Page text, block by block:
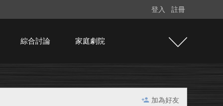
登入 註冊
綜合討論 家庭劇院
加為好友